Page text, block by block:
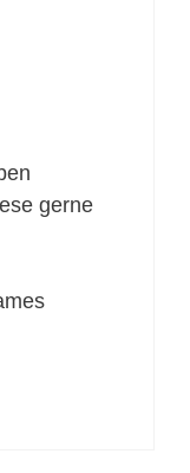
gerne